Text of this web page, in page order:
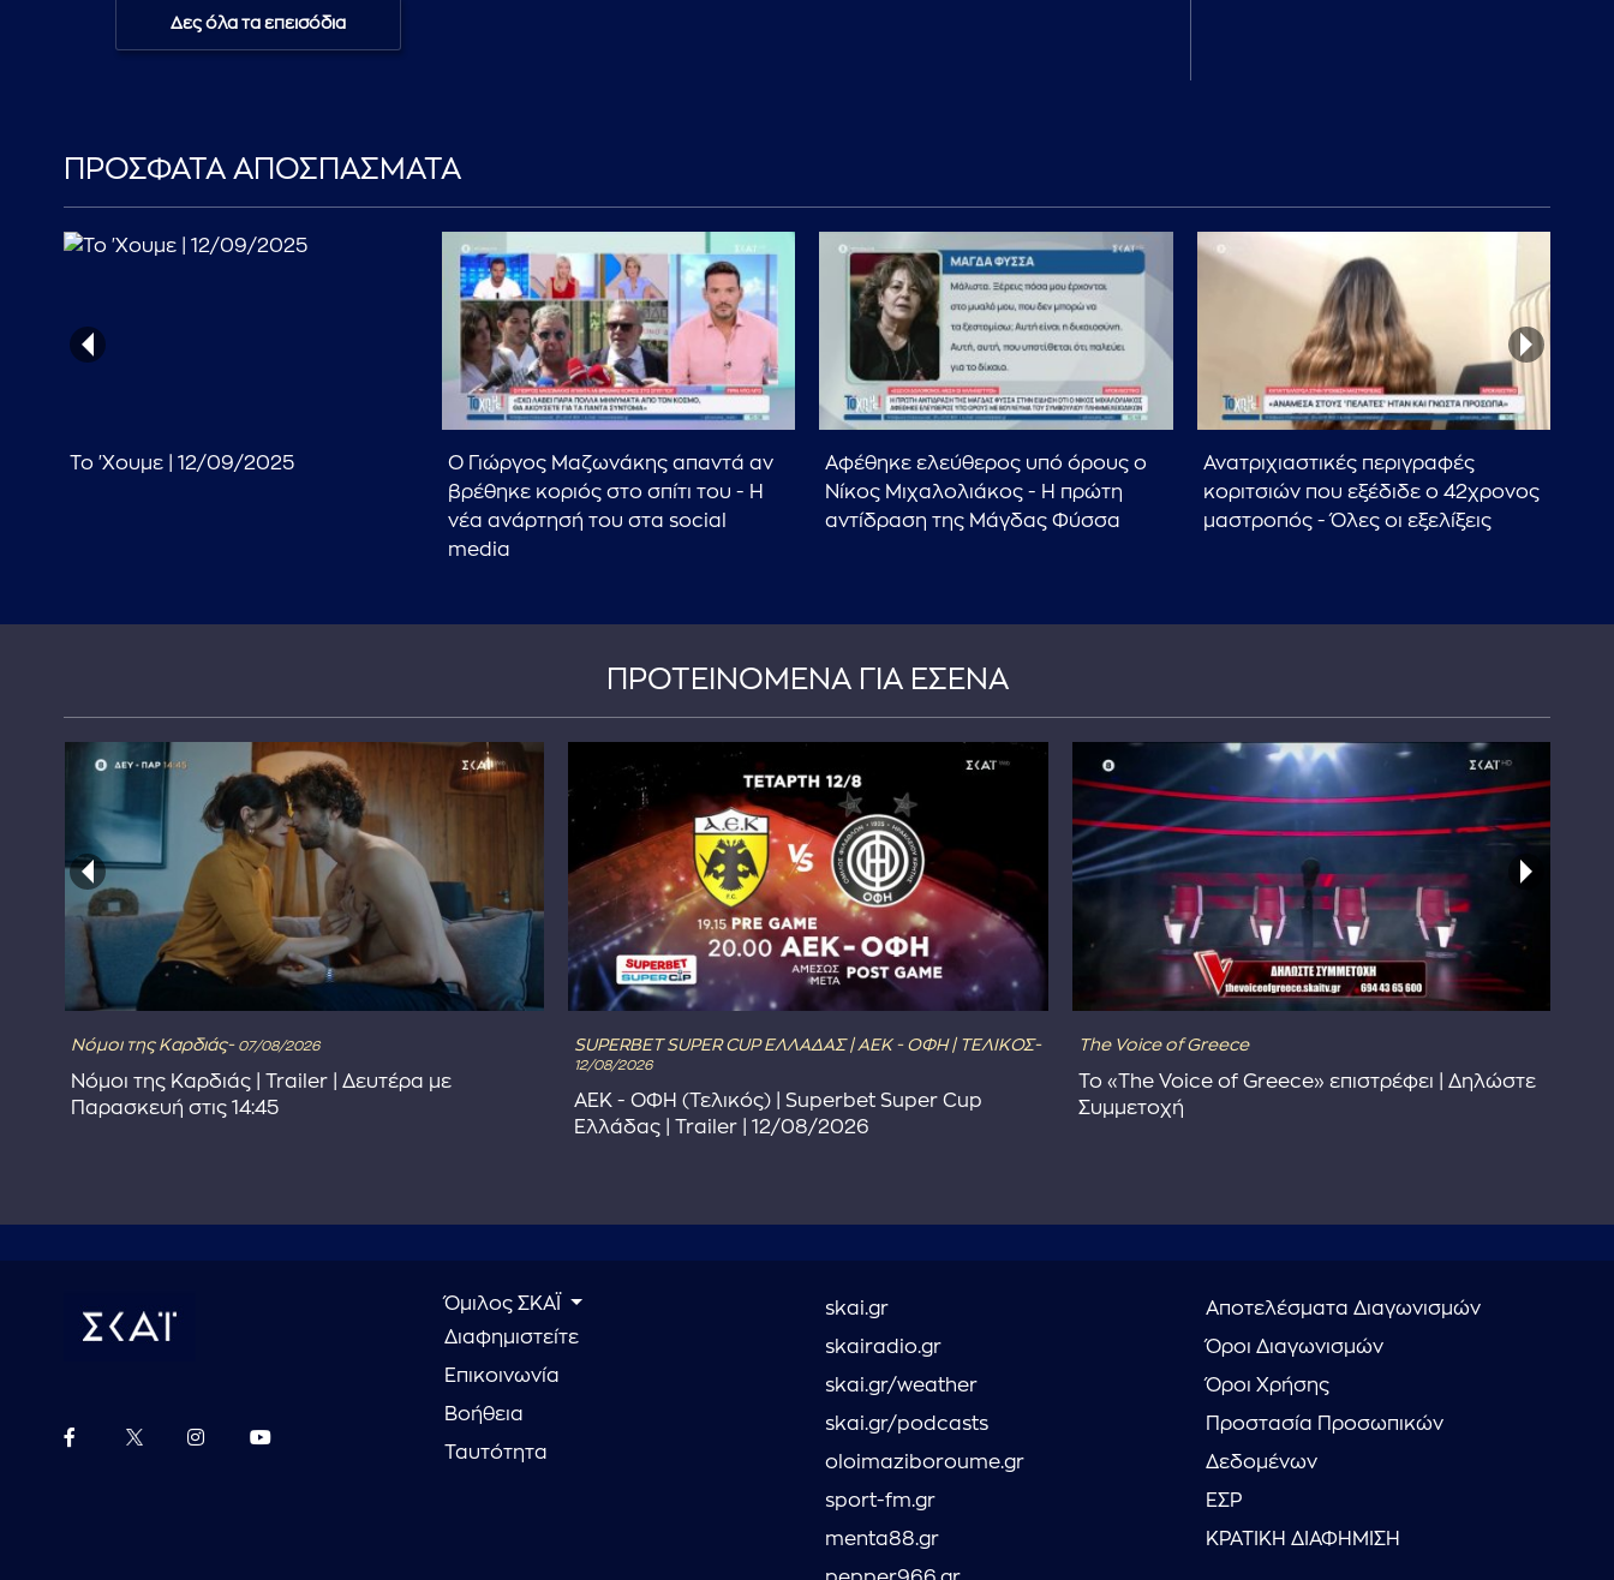
Δες όλα τα επεισόδια
ΠΡΟΣΦΑΤΑ ΑΠΟΣΠΑΣΜΑΤΑ
Το 'Χουμε | 12/09/2025
Ο Γιώργος Μαζωνάκης απαντά αν
βρέθηκε κοριός στο σπίτι του - Η
νέα ανάρτησή του στα social
media
Αφέθηκε ελεύθερος υπό όρους ο
Νίκος Μιχαλολιάκος - Η πρώτη
αντίδραση της Μάγδας Φύσσα
Ανατριχιαστικές περιγραφές
κοριτσιών που εξέδιδε o 42χρονος
μαστροπός - Όλες οι εξελίξεις
ΠΡΟΤΕΙΝΟΜΕΝΑ ΓΙΑ ΕΣΕΝΑ
Νόμοι της Καρδιάς- 07/08/2026
Νόμοι της Καρδιάς | Trailer | Δευτέρα με
Παρασκευή στις 14:45
SUPERBET SUPER CUP ΕΛΛΑΔΑΣ | ΑΕΚ - ΟΦΗ | ΤΕΛΙΚΟΣ-
12/08/2026
ΑΕΚ - ΟΦΗ (Τελικός) | Superbet Super Cup
Ελλάδας | Trailer | 12/08/2026
The Voice of Greece
Το «The Voice of Greece» επιστρέφει | Δηλώστε
Συμμετοχή
Όμιλος ΣΚΑΪ
Διαφημιστείτε
Επικοινωνία
Βοήθεια
Ταυτότητα
skai.gr
skairadio.gr
skai.gr/weather
skai.gr/podcasts
oloimaziboroume.gr
sport-fm.gr
menta88.gr
Αποτελέσματα Διαγωνισμών
Όροι Διαγωνισμών
Όροι Χρήσης
Προστασία Προσωπικών
Δεδομένων
ΕΣΡ
ΚΡΑΤΙΚΗ ΔΙΑΦΗΜΙΣΗ